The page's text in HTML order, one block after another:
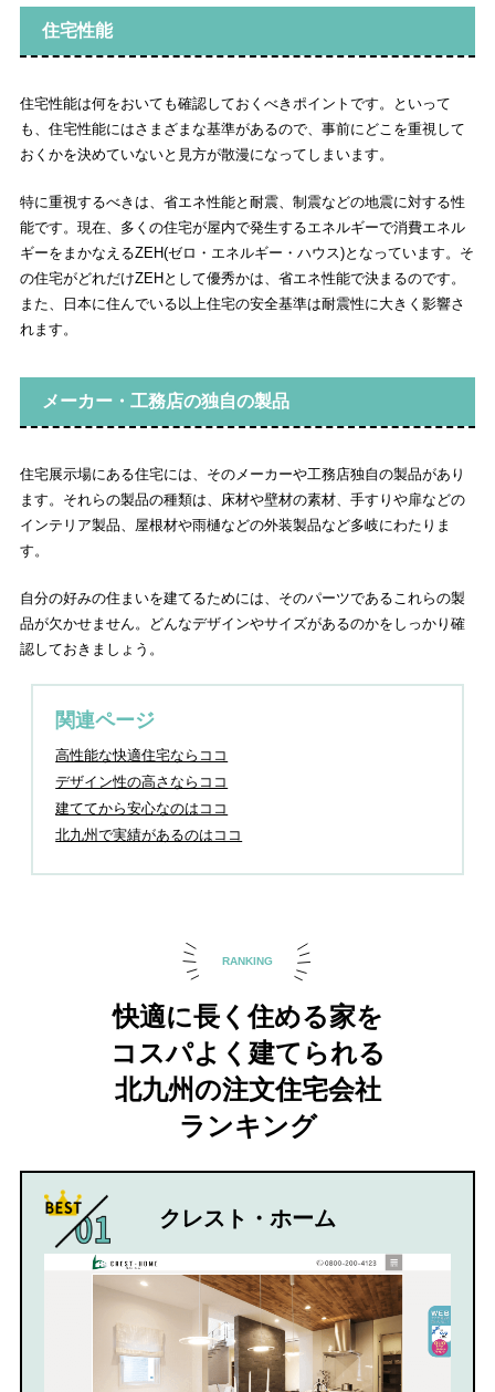
住宅性能
住宅性能は何をおいても確認しておくべきポイントです。といって
も、住宅性能にはさまざまな基準があるので、事前にどこを重視して
おくかを決めていないと見方が散漫になってしまいます。
特に重視するべきは、省エネ性能と耐震、制震などの地震に対する性
能です。現在、多くの住宅が屋内で発生するエネルギーで消費エネル
ギーをまかなえるZEH(ゼロ・エネルギー・ハウス)となっています。そ
の住宅がどれだけZEHとして優秀かは、省エネ性能で決まるのです。
また、日本に住んでいる以上住宅の安全基準は耐震性に大きく影響さ
れます。
メーカー・工務店の独自の製品
住宅展示場にある住宅には、そのメーカーや工務店独自の製品があり
ます。それらの製品の種類は、床材や壁材の素材、手すりや扉などの
インテリア製品、屋根材や雨樋などの外装製品など多岐にわたりま
す。
自分の好みの住まいを建てるためには、そのパーツであるこれらの製
品が欠かせません。どんなデザインやサイズがあるのかをしっかり確
認しておきましょう。
関連ページ
高性能な快適住宅ならココ
デザイン性の高さならココ
建ててから安心なのはココ
北九州で実績があるのはココ
RANKING
快適に長く住める家を
コスパよく建てられる
北九州の注文住宅会社
ランキング
クレスト・ホーム